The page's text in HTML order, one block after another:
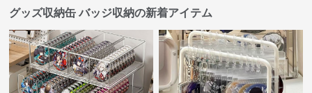
グッズ収納缶 バッジ収納の新着アイテム